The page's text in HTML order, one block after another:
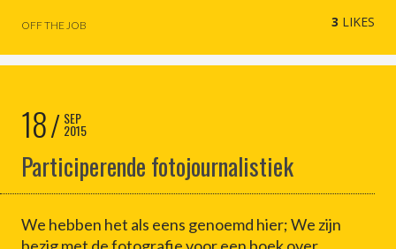
OFF THE JOB 3 LIKES
18 SEP
2015
Participerende fotojournalistiek
We hebben het als eens genoemd hier; We zijn